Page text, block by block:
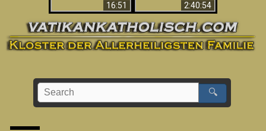
16:51
2:40:54
🔍